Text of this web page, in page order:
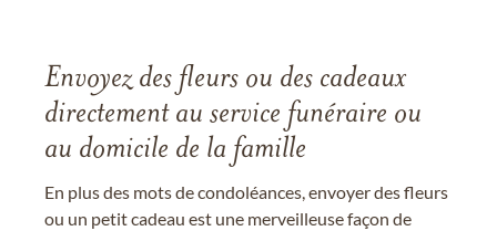
Envoyez des fleurs ou des cadeaux
directement au service funéraire ou
au domicile de la famille
En plus des mots de condoléances, envoyer des fleurs
ou un petit cadeau est une merveilleuse façon de